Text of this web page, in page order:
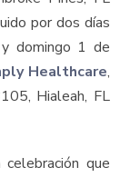
por dos días
domingo 1 de
Healthcare,
Hialeah, FL
que